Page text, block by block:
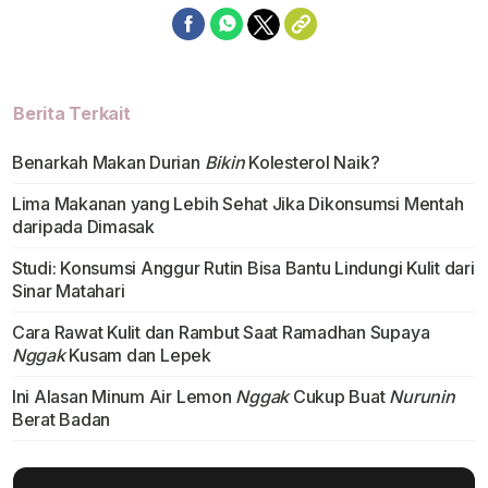
Berita Terkait
Benarkah Makan Durian BikinKolesterol Naik?
Lima Makanan yang Lebih Sehat Jika Dikonsumsi Mentah
daripada Dimasak
Studi: Konsumsi Anggur Rutin Bisa Bantu Lindungi Kulit dari
Sinar Matahari
Cara Rawat Kulit dan Rambut Saat Ramadhan Supaya
NggakKusam dan Lepek
Ini Alasan Minum Air Lemon NggakCukup Buat Nurunin
Berat Badan